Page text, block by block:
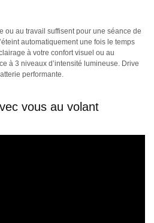
ou au travail suffisent pour une séance de
automatiquement une fois le temps
à votre confort visuel ou au
à 3 niveaux d’intensité lumineuse. Drive
performante.
vous au volant